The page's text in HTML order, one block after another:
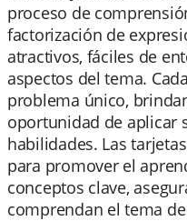
proceso de
factorización de
atractivos, fáciles de
aspectos del tema.
problema único,
oportunidad de aplicar
habilidades. Las
para promover el
conceptos clave,
comprendan el tema